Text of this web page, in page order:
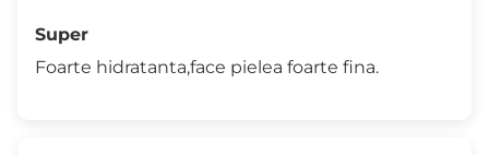
Super
Foarte hidratanta,face pielea foarte fina.